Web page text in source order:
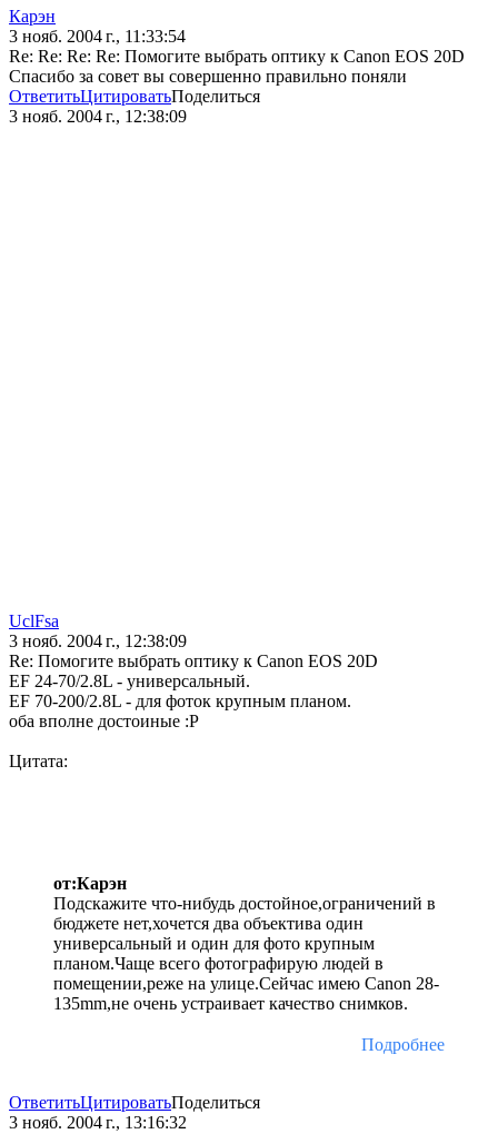
Карэн
3 нояб. 2004 г., 11:33:54
Re: Re: Re: Re: Помогите выбрать оптику к Canon EOS 20D
Спасибо за совет вы совершенно правильно поняли
ОтветитьЦитироватьПоделиться
3 нояб. 2004 г., 12:38:09
UclFsa
3 нояб. 2004 г., 12:38:09
Re: Помогите выбрать оптику к Canon EOS 20D
EF 24-70/2.8L - универсальный.
EF 70-200/2.8L - для фоток крупным планом.
оба вполне достоиные :P
Цитата:
от:Карэн
Подскажите что-нибудь достойное,ограничений в
бюджете нет,хочется два объектива один
универсальный и один для фото крупным
планом.Чаще всего фотографирую людей в
помещении,реже на улице.Сейчас имею Canon 28-
135mm,не очень устраивает качество снимков.
Подробнее
ОтветитьЦитироватьПоделиться
3 нояб. 2004 г., 13:16:32